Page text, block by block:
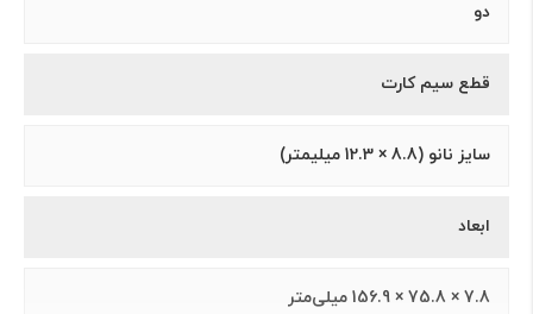
دو
قطع سیم کارت
سايز نانو (8.8 × 12.3 ميلیمتر)
ابعاد
7.8 × 75.8 × 156.9 میلی‌متر